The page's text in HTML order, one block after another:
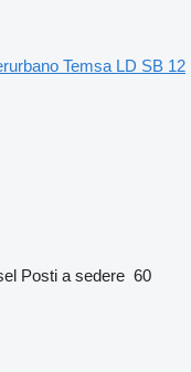
Temsa LD SB 12
Posti a sedere 60